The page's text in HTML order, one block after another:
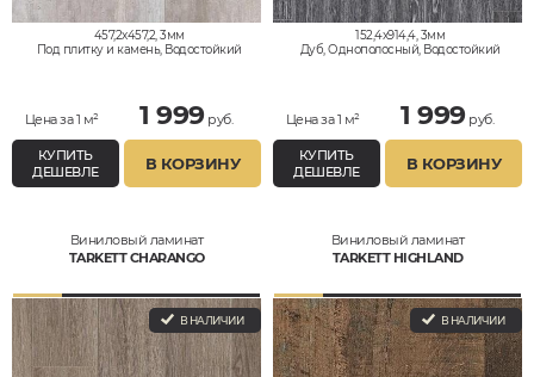
457,2x457,2, 3мм
Под плитку и камень, Водостойкий
Цена за 1 м² 1 999руб.
КУПИТЬ
ДЕШЕВЛЕ
В КОРЗИНУ
152,4x914,4, 3мм
Дуб, Однополосный, Водостойкий
Цена за 1 м² 1 999руб.
КУПИТЬ
ДЕШЕВЛЕ
В КОРЗИНУ
Виниловый ламинат
TARKETT CHARANGO
В НАЛИЧИИ
Виниловый ламинат
TARKETT HIGHLAND
В НАЛИЧИИ